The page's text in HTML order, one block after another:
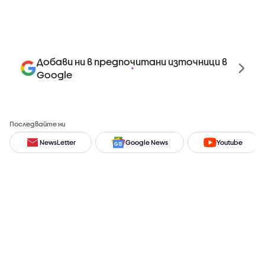
Добави ни в предпочитани източници в
Google
Последвайте ни
NewsLetter Google News Youtube